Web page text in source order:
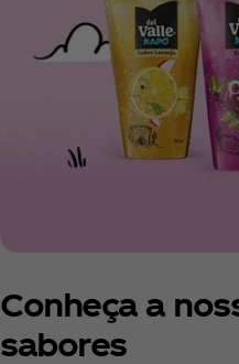
Conheça a
sabores